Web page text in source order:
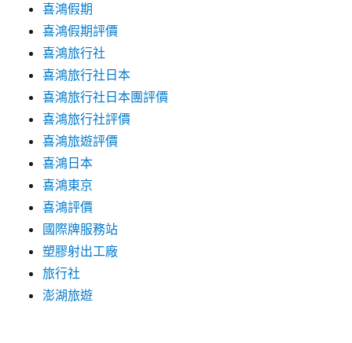
喜鴻假期
喜鴻假期評價
喜鴻旅行社
喜鴻旅行社日本
喜鴻旅行社日本團評價
喜鴻旅行社評價
喜鴻旅遊評價
喜鴻日本
喜鴻東京
喜鴻評價
國際牌服務站
塑膠射出工廠
旅行社
澎湖旅遊